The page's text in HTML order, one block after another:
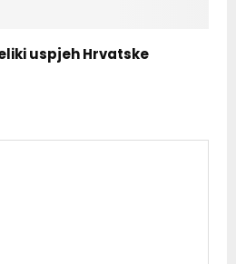
uspjeh Hrvatske